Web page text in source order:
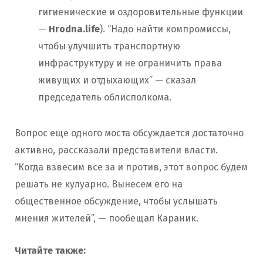
гигиенические и оздоровительные функции
— Hrodna.life). “Надо найти компромиссы,
чтобы улучшить транспортную
инфраструктуру и не ограничить права
живущих и отдыхающих” — сказал
председатель облисполкома.
Вопрос еще одного моста обсуждается достаточно
активно, рассказали представители власти.
“Когда взвесим все за и против, этот вопрос будем
решать не кулуарно. Вынесем его на
общественное обсуждение, чтобы услышать
мнения жителей”, — пообещал Караник.
Читайте также: